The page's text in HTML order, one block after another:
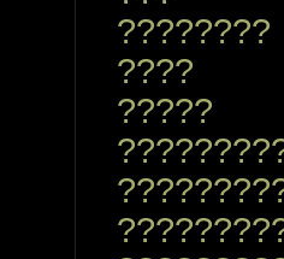
????????
????
?????